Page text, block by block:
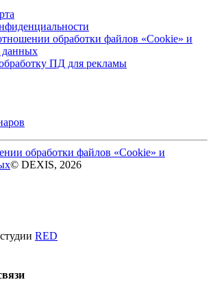
обработки файлов «Cookie» и
данных
ПД для рекламы
обработки файлов «Cookie» и
© DEXIS, 2026
RED